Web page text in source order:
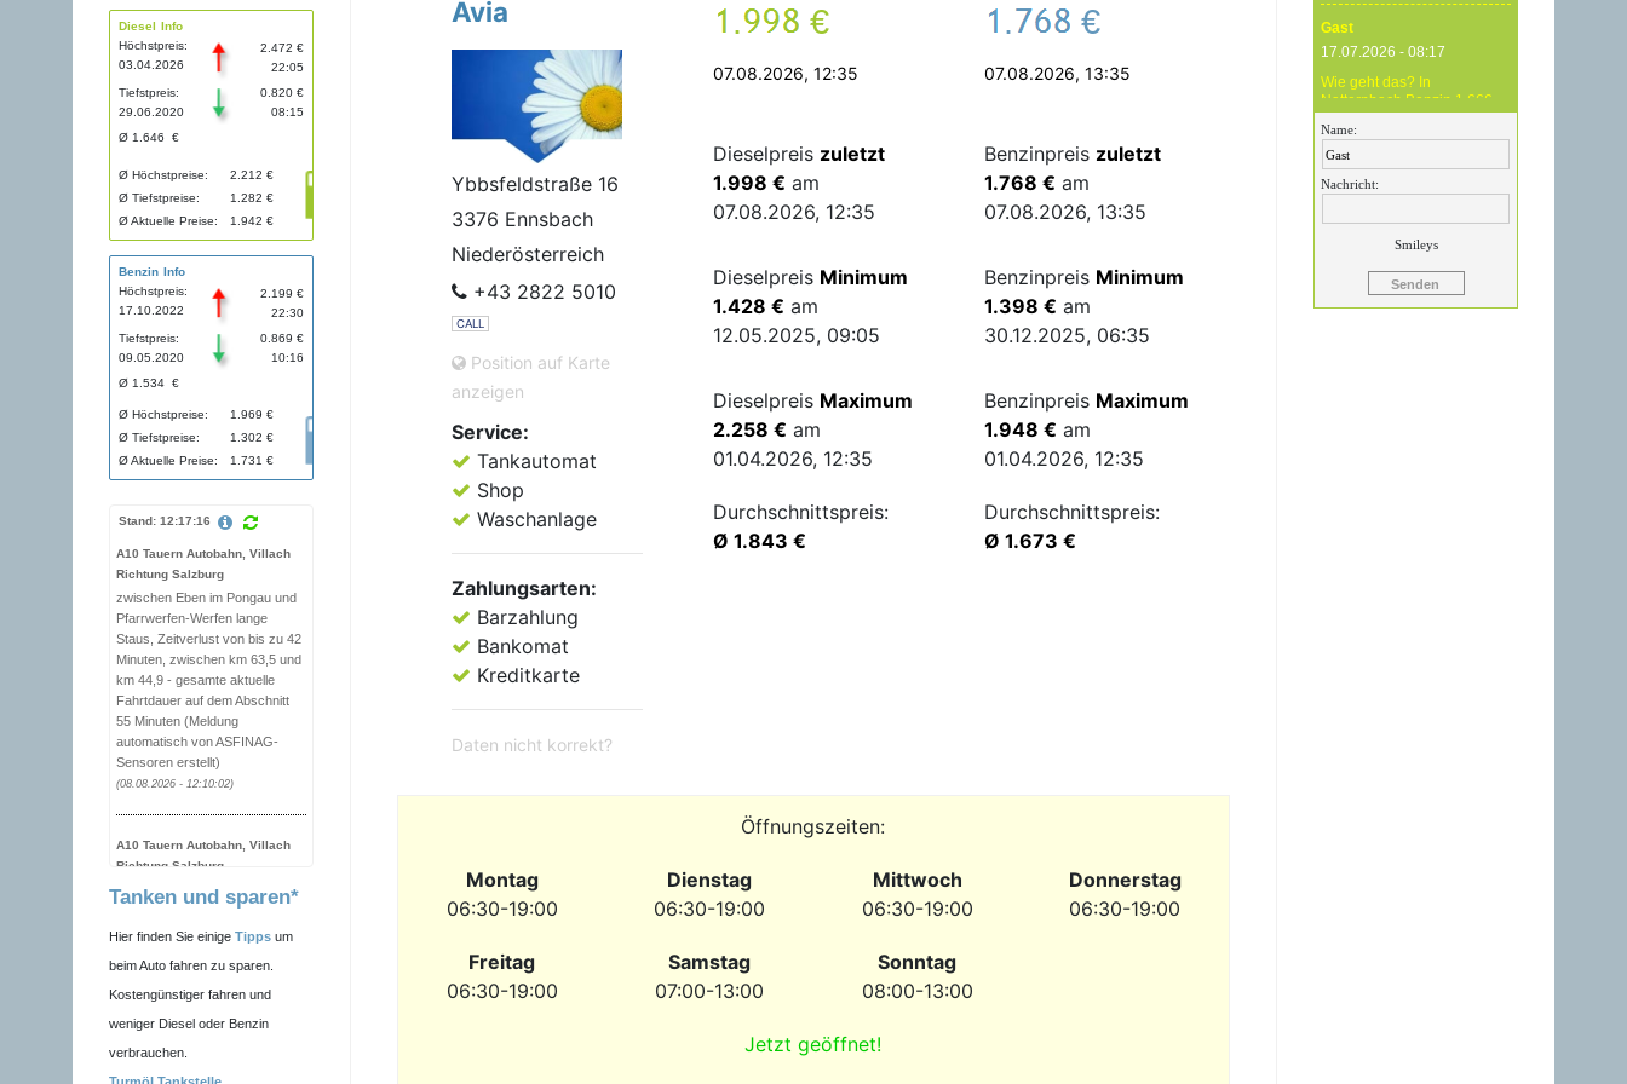
Diesel Info
Höchstpreis:
03.04.2026
2.472 €
22:05
Tiefstpreis:
29.06.2020
0.820 €
08:15
Ø 1.646 €
Ø Höchstpreise:
Ø Tiefstpreise:
Ø Aktuelle Preise:
2.212 €
1.282 €
1.942 €
Benzin Info
Höchstpreis:
17.10.2022
2.199 €
22:30
Tiefstpreis:
09.05.2020
0.869 €
10:16
Ø 1.534 €
Ø Höchstpreise:
Ø Tiefstpreise:
Ø Aktuelle Preise:
1.969 €
1.302 €
1.731 €
Stand: 12:17:16
A10 Tauern Autobahn, Villach
Richtung Salzburg
zwischen Eben im Pongau und
Pfarrwerfen-Werfen lange
Staus, Zeitverlust von bis zu 42
Minuten, zwischen km 63,5 und
km 44,9 - gesamte aktuelle
Fahrtdauer auf dem Abschnitt
55 Minuten (Meldung
automatisch von ASFINAG-
Sensoren erstellt)
(08.08.2026 - 12:10:02)
A10 Tauern Autobahn, Villach
Richtung Salzburg
zwischen Eben im Pongau und
Pfarrwerfen-Werfen Stau,
Zeitverlust von bis zu 36
km 44,9 - gesamte aktuelle
Fahrtdauer auf dem Abschnitt
automatisch von ASFINAG-
Sensoren erstellt)
(08.08.2026 - 12:00:11)
Tanken und sparen*
Hier finden Sie einige Tipps um
beim Auto fahren zu sparen.
Kostengünstiger fahren und
weniger Diesel oder Benzin
verbrauchen.
Avia
Ybbsfeldstraße 16
3376 Ennsbach
Niederösterreich
+43 2822 5010
CALL
Position auf Karte
anzeigen
Service:
Tankautomat
Shop
Waschanlage
Zahlungsarten:
Barzahlung
Bankomat
Kreditkarte
Daten nicht korrekt?
. €
07.08.2026, 12:35
Dieselpreis zuletzt
1.998 € am
07.08.2026, 12:35
Dieselpreis Minimum
1.428 € am
12.05.2025, 09:05
Dieselpreis Maximum
2.258 € am
01.04.2026, 12:35
Durchschnittspreis:
Ø 1.843 €
. €
07.08.2026, 13:35
Benzinpreis zuletzt
1.768 € am
07.08.2026, 13:35
Benzinpreis Minimum
1.398 € am
30.12.2025, 06:35
Benzinpreis Maximum
1.948 € am
01.04.2026, 12:35
Durchschnittspreis:
Ø 1.673 €
Öffnungszeiten:
Montag
06:30-19:00
Dienstag
06:30-19:00
Mittwoch
06:30-19:00
Donnerstag
06:30-19:00
Freitag
06:30-19:00
Samstag
07:00-13:00
Sonntag
08:00-13:00
Jetzt geöffnet!
Gast
17.07.2026 - 08:17
Wie geht das? In
Natternbach Benzin 1,666
Benzin 1,819 - das ist
Betrug !
17.07.2026 - 07:05
Märchenstunde :-) Vorort nix
zu sehen !
Name:
Nachricht:
Smileys